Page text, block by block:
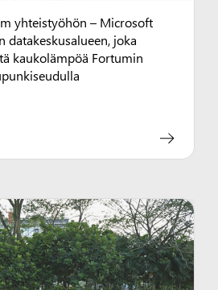
yhteistyöhön – Microsoft
datakeskusalueen, joka
kaukolämpöä Fortumin